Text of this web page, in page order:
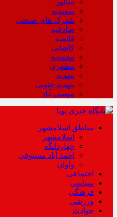
سالور
سعیدیه
شهرک های صنعتی
صادقیه
قائمیه
کاشانی
محمدیه
مطهری
مهدیه
مهدیه جنوبی
موسی آباد
مناطق اسلامشهر
اسلامشهر
چهاردانگه
احمد آباد مستوفی
واوان
اجتماعی
سیاسی
فرهنگی
ورزشی
حوادث